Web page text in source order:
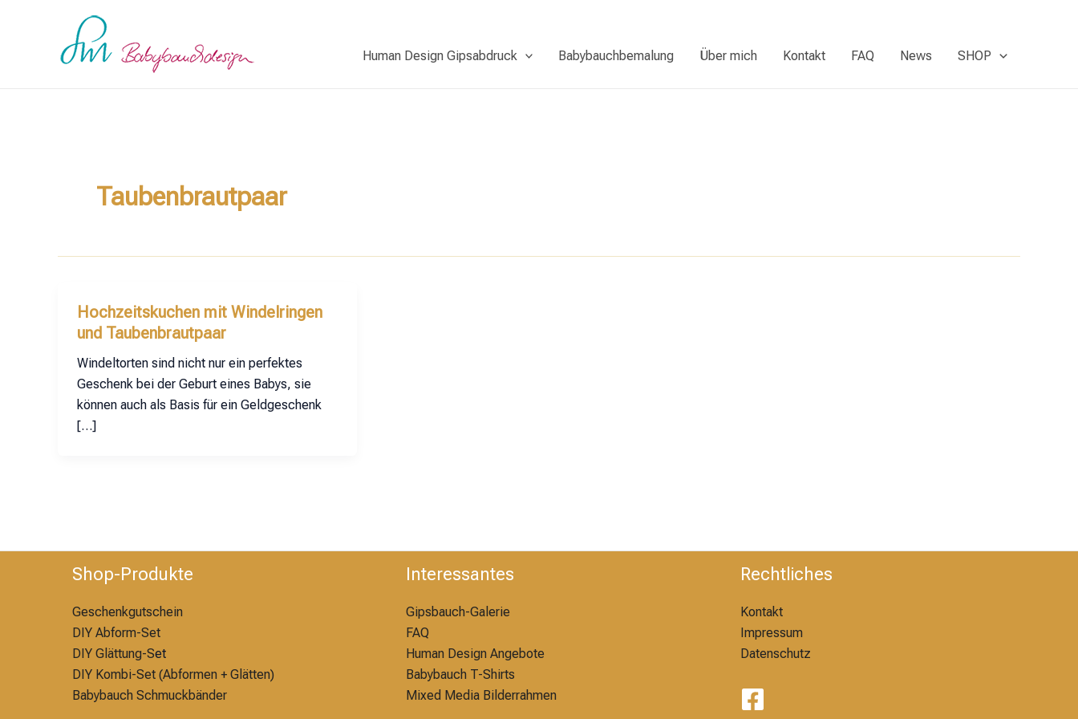
Human Design Gipsabdruck Babybauchbemalung Über mich Kontakt FAQ News SHOP
Taubenbrautpaar
Hochzeitskuchen mit Windelringen
und Taubenbrautpaar
Windeltorten sind nicht nur ein perfektes
Geschenk bei der Geburt eines Babys, sie
können auch als Basis für ein Geldgeschenk
[…]
Shop-Produkte
Geschenkgutschein
DIY Abform-Set
DIY Glättung-Set
DIY Kombi-Set (Abformen + Glätten)
Babybauch Schmuckbänder
Interessantes
Gipsbauch-Galerie
FAQ
Human Design Angebote
Babybauch T-Shirts
Mixed Media Bilderrahmen
Rechtliches
Kontakt
Impressum
Datenschutz